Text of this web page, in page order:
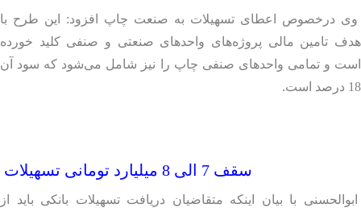
درخصوص اعطای تسهیلات به صنعت چاپ افزود: این طرح با
تامین مالی پروژه‌های واحدهای صنعتی و صنفی کلید خورده
و تمامی واحدهای صنفی چاپ را نیز شامل می‌شود که سود آن
سقف 7 الی 8 میلیارد تومانی تسهیلات
با بیان اینکه متقاضیان دریافت تسهیلات بانکی باید از